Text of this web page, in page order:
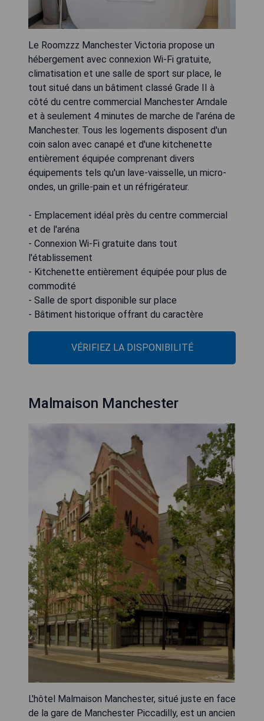
Le Roomzzz Manchester Victoria propose un
hébergement avec connexion Wi-Fi gratuite,
climatisation et une salle de sport sur place, le
tout situé dans un bâtiment classé Grade II à
côté du centre commercial Manchester Arndale
et à seulement 4 minutes de marche de l'aréna de
Manchester. Tous les logements disposent d'un
coin salon avec canapé et d'une kitchenette
entièrement équipée comprenant divers
équipements tels qu'un lave-vaisselle, un micro-
ondes, un grille-pain et un réfrigérateur.
- Emplacement idéal près du centre commercial
et de l'aréna
- Connexion Wi-Fi gratuite dans tout
l'établissement
- Kitchenette entièrement équipée pour plus de
commodité
- Salle de sport disponible sur place
- Bâtiment historique offrant du caractère
VÉRIFIEZ LA DISPONIBILITÉ
Malmaison Manchester
L'hôtel Malmaison Manchester, situé juste en face
de la gare de Manchester Piccadilly, est un ancien